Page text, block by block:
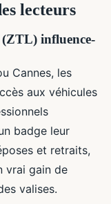
lecteurs
influence-
Cannes, les
aux véhicules
badge leur
et retraits,
vrai gain de
valises.